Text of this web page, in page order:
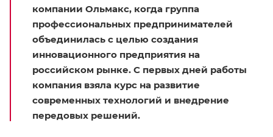
компании Ольмакс, когда группа
профессиональных предпринимателей
объединилась с целью создания
инновационного предприятия на
российском рынке. С первых дней работы
компания взяла курс на развитие
современных технологий и внедрение
передовых решений.